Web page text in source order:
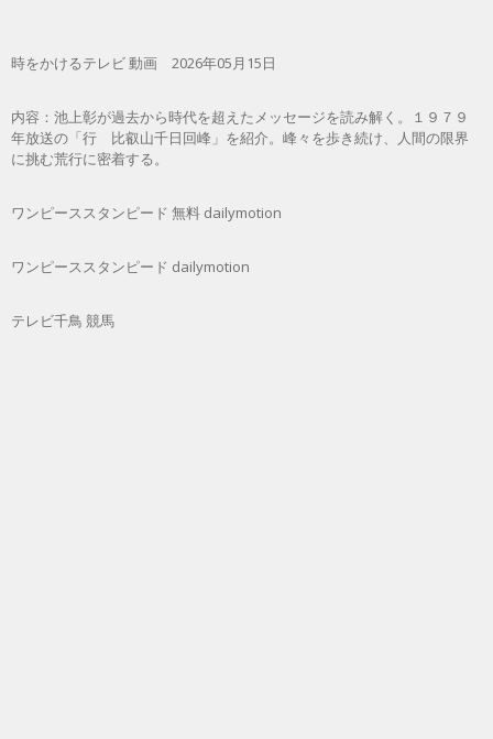
時をかけるテレビ 動画 2026年05月15日
内容：池上彰が過去から時代を超えたメッセージを読み解く。１９７９
年放送の「行 比叡山千日回峰」を紹介。峰々を歩き続け、人間の限界
に挑む荒行に密着する。
ワンピーススタンピード 無料 dailymotion
ワンピーススタンピード dailymotion
テレビ千鳥 競馬